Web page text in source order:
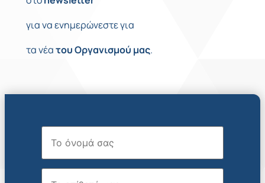
για να ενημερώνεστε για
τα νέατουΟργανισμού μας.
Όνομα
Επώνυμο